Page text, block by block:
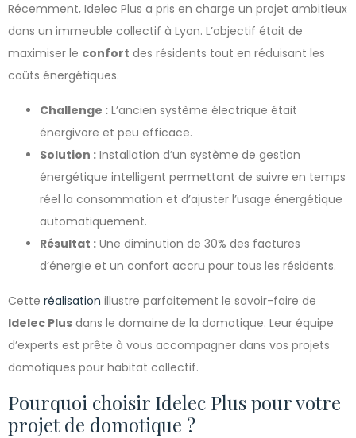
Récemment, Idelec Plus a pris en charge un projet ambitieux
dans un immeuble collectif à Lyon. L’objectif était de
maximiser le confort des résidents tout en réduisant les
coûts énergétiques.
Challenge : L’ancien système électrique était
énergivore et peu efficace.
Solution : Installation d’un système de gestion
énergétique intelligent permettant de suivre en temps
réel la consommation et d’ajuster l’usage énergétique
automatiquement.
Résultat : Une diminution de 30% des factures
d’énergie et un confort accru pour tous les résidents.
Cette réalisation illustre parfaitement le savoir-faire de
Idelec Plus dans le domaine de la domotique. Leur équipe
d’experts est prête à vous accompagner dans vos projets
domotiques pour habitat collectif.
Pourquoi choisir Idelec Plus pour votre
projet de domotique ?